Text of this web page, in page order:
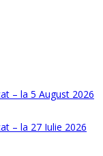
– la 5 August 2026
– la 27 Iulie 2026